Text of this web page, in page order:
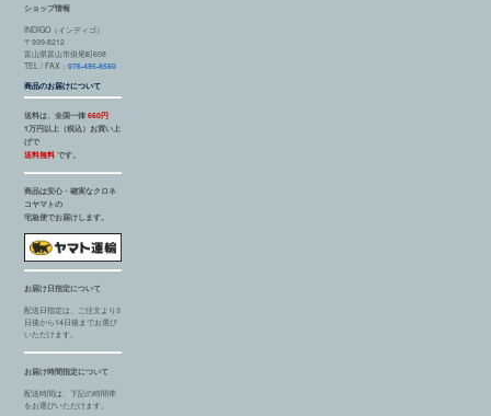
ショップ情報
INDIGO（インディゴ）
〒939-8212
富山県富山市掛尾町608
TEL / FAX：076-495-8560
商品のお届けについて
送料は、全国一律660円
1万円以上（税込）お買い上
げで
送料無料 です。
商品は安心・確実なクロネ
コヤマトの
宅急便でお届けします。
お届け日指定について
配送日指定は、ご注文より3
日後から14日後までお選び
いただけます。
お届け時間指定について
配送時間は、下記の時間帯
をお選びいただけます。